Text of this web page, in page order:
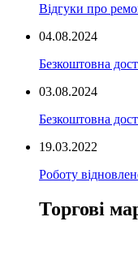
Відгуки про
04.08.2024
Безкоштовна
03.08.2024
Безкоштовна
19.03.2022
Роботу
Торгові